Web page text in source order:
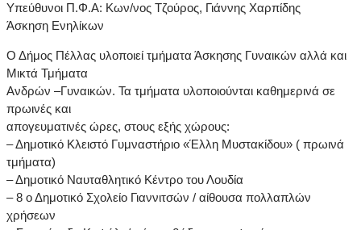
Υπεύθυνοι Π.Φ.Α: Κων/νος Τζούρος, Γιάννης Χαρπίδης
Άσκηση Ενηλίκων
Ο Δήμος Πέλλας υλοποιεί τμήματα Άσκησης Γυναικών αλλά και
Μικτά Τμήματα
Ανδρών –Γυναικών. Τα τμήματα υλοποιούνται καθημερινά σε
πρωινές και
απογευματινές ώρες, στους εξής χώρους:
– Δημοτικό Κλειστό Γυμναστήριο «Έλλη Μυστακίδου» ( πρωινά
τμήματα)
– Δημοτικό Ναυταθλητικό Κέντρο του Λουδία
– 8 ο Δημοτικό Σχολείο Γιαννιτσών / αίθουσα πολλαπλών
χρήσεων